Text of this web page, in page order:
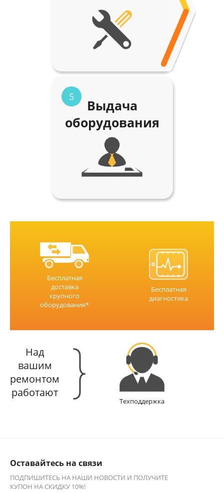
5
Выдача
оборудования
Бесплатная
доставка
крупного
оборудования*
Бесплатная
диагностика
Над
вашим
ремонтом
работают
Техподдержка
Оставайтесь на связи
ПОДПИШИТЕСЬ НА НАШИ НОВОСТИ И ПОЛУЧИТЕ
КУПОН НА СКИДКУ 10%!